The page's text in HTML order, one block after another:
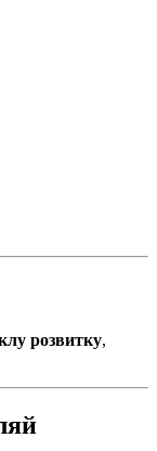
розвитку,